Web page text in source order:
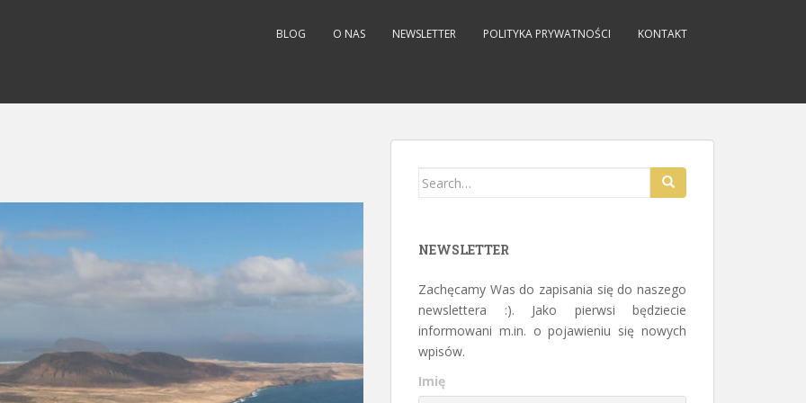
BLOG O NAS NEWSLETTER POLITYKA PRYWATNOŚCI KONTAKT
Search for:
NEWSLETTER
Zachęcamy Was do zapisania się do naszego
newslettera :). Jako pierwsi będziecie
informowani m.in. o pojawieniu się nowych
wpisów.
Imię